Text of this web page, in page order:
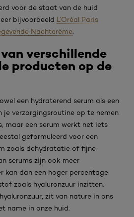
voor de staat van de huid
bijvoorbeeld L’Oréal Paris
Nachtcrème.
verschillende
producten op de
een hydraterend serum als een
je verzorgingsroutine op te nemen
maar een serum werkt net iets
geformuleerd voor een
zoals dehydratatie of fijne
serums zijn ook meer
kan dan een hoger percentage
zoals hyaluronzuur inzitten.
zit van nature in ons
name in onze huid.